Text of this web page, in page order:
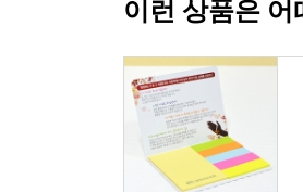
이런 상품은 어